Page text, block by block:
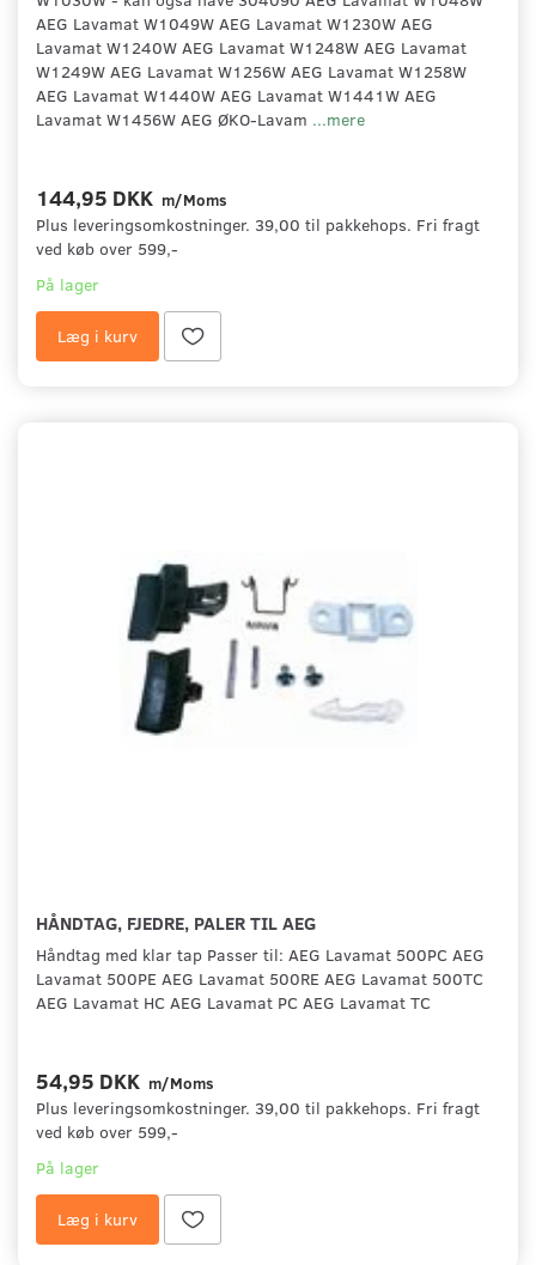
AEG Lavamat W1049W AEG Lavamat W1230W AEG
Lavamat W1240W AEG Lavamat W1248W AEG Lavamat
W1249W AEG Lavamat W1256W AEG Lavamat W1258W
AEG Lavamat W1440W AEG Lavamat W1441W AEG
Lavamat W1456W AEG ØKO-Lavam ...mere
144,95 DKK m/Moms
Plus leveringsomkostninger. 39,00 til pakkehops. Fri fragt
ved køb over 599,-
På lager
Læg i kurv
HÅNDTAG, FJEDRE, PALER TIL AEG
Håndtag med klar tap Passer til: AEG Lavamat 500PC AEG
Lavamat 500PE AEG Lavamat 500RE AEG Lavamat 500TC
AEG Lavamat HC AEG Lavamat PC AEG Lavamat TC
54,95 DKK m/Moms
Plus leveringsomkostninger. 39,00 til pakkehops. Fri fragt
ved køb over 599,-
På lager
Læg i kurv